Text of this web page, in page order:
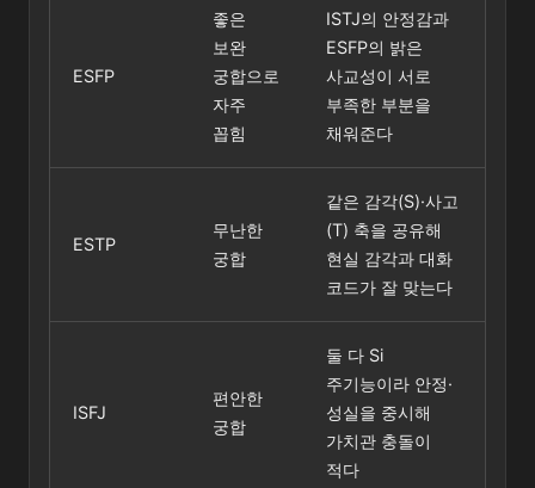
ESFP
좋은
보완
궁합으로
자주
꼽힘
ISTJ의 안정감과
ESFP의 밝은
사교성이 서로
부족한 부분을
채워준다
ESTP
무난한
궁합
같은 감각(S)·사고
(T) 축을 공유해
현실 감각과 대화
코드가 잘 맞는다
ISFJ
편안한
궁합
둘 다 Si
주기능이라 안정·
성실을 중시해
가치관 충돌이
적다